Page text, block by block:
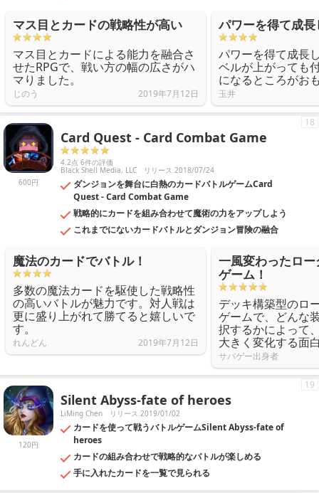
マス目とカードの戦略性が高い
マス目とカードによる能力を融合さ
せたRPGで、戦い方の幅の広さがハ
マりました。
じのう 2019年7月12日
パワーを得て成
パワーを得て成長
ベルが上がっても
になるところがお
玉井
600円
Card Quest - Card Combat Game
4.2点 6件の評価
Black Shell Media, LLC リリース 2018/07/24
ダンジョンを舞台に白熱のカードバトルゲームCard
Quest - Card Combat Game
戦略的にカードを組み合わせて魔術の力をアップしよう
これまでにないカードバトルとダンジョン冒険の融合
18
魔法のカードでバトル！
多数の魔法カードを駆使した戦略性
の高いバトルが魅力です。対人戦は
更に盛り上がれて勝てると嬉しいで
す。
れんどん 2019年7月12日
一風変わったロ
ゲーム！
デッキ構築型のロ
ゲームで、どんな
択するかによって
大きく変化する面
サバゲー出身者
120円
Silent Abyss-fate of heroes
LiMing Chen リリース 2019/01/02
カードを使って戦うバトルゲームSilent Abyss-fate of
heroes
カードの組み合わせで戦略的なバトルが楽しめる
手に入れたカードを一覧で見られる
19